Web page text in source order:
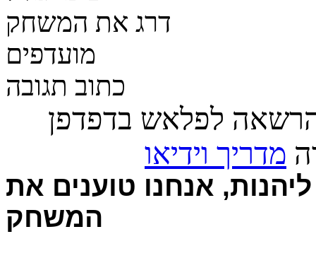
דרג את המשחק
מועדפים
כתוב תגובה
לפלאש בדפדפן
מדריך וידיאו
אנחנו טוענים את
המשחק